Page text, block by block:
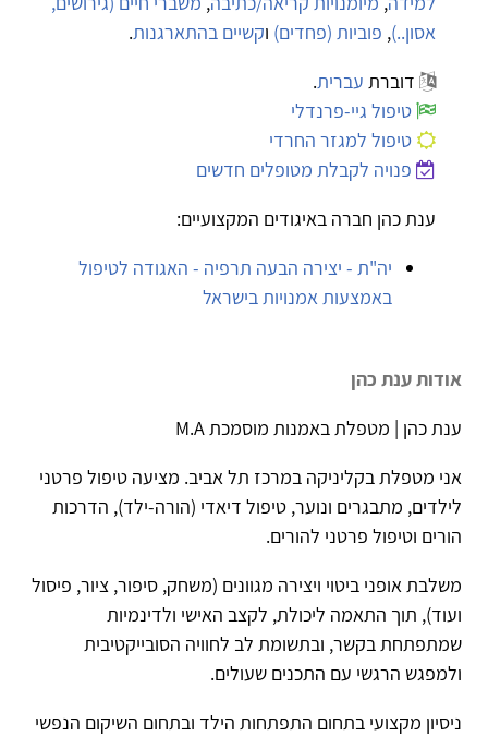
אסון..), פוביות (פחדים) וקשיים בהתארגנות.
דוברת עברית.
טיפול גיי-פרנדלי
טיפול למגזר החרדי
פנויה לקבלת מטופלים חדשים
ענת כהן חברה באיגודים המקצועיים:
יה"ת - יצירה הבעה תרפיה - האגודה לטיפול
באמצעות אמנויות בישראל
אודות ענת כהן
ענת כהן | מטפלת באמנות מוסמכת M.A
אני מטפלת בקליניקה במרכז תל אביב. מציעה טיפול פרטני
לילדים, מתבגרים ונוער, טיפול דיאדי (הורה-ילד), הדרכות
הורים וטיפול פרטני להורים.
משלבת אופני ביטוי ויצירה מגוונים (משחק, סיפור, ציור, פיסול
ועוד), תוך התאמה ליכולת, לקצב האישי ולדינמיות
שמתפתחת בקשר, ובתשומת לב לחוויה הסובייקטיבית
ולמפגש הרגשי עם התכנים שעולים.
ניסיון מקצועי בתחום התפתחות הילד ובתחום השיקום הנפשי